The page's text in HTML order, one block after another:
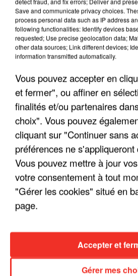
"JE SUIS À
ENFOIRÉS"
"ON A TOUS LE
"ON N'EST PAS
PARFAITS"
Save and communicate privacy choices.
process personal data such as IP address
following functionalities: Identify devices
requested; Use precise geolocation data;
other data sources; Link different devices;
information transmitted automatically.
Vous pouvez accepter en
et fermer", ou affiner en
finalités et/ou partenaires
choix". Vous pouvez
cliquant sur "Continuer sans
préférences ne
Vous pouvez mettre à jour
votre consentement à tout
"Gérer les cookies" situé en
page.
Gérer mes
Accepter et